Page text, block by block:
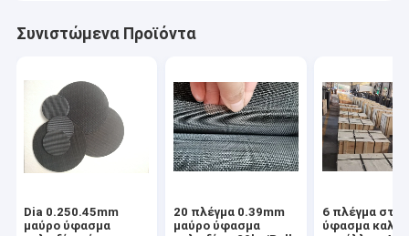
Συνιστώμενα Προϊόντα
Dia 0.250.45mm
μαύρο ύφασμα
20 πλέγμα 0.39mm
μαύρο ύφασμα
6 πλέγμα στο
ύφασμα